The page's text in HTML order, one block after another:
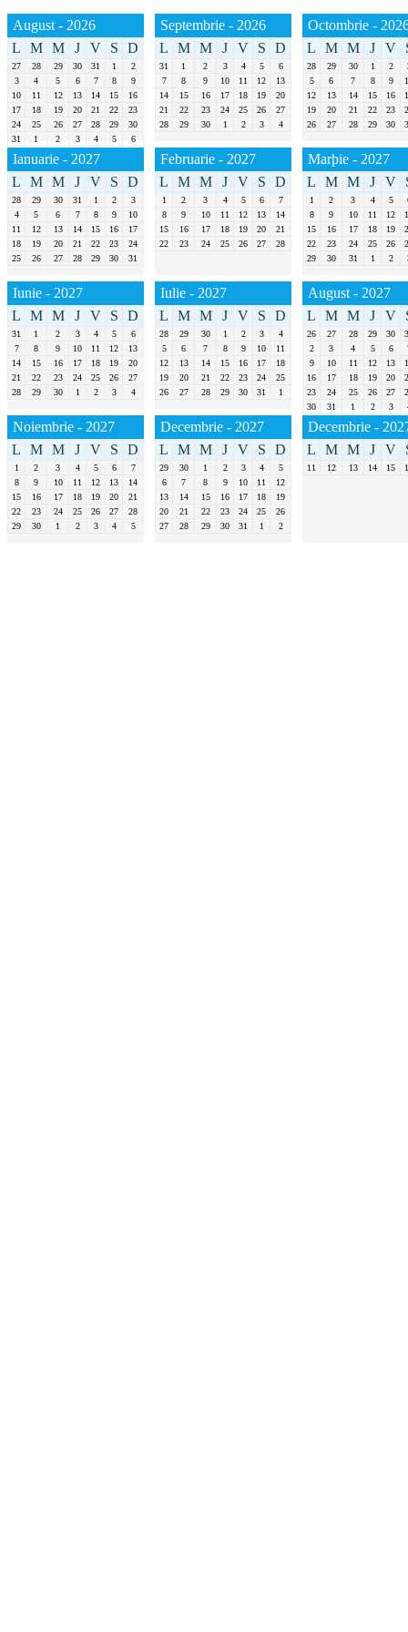
August - 2026
L
M M J V S D
27 28 29 30 31 1
2
3
4 5 6 7 8
9
10
11 12 13 14 15
16
17
18 19 20 21 22
23
24
25 26 27 28 29
30
31
1 2 3 4 5 6
Septembrie - 2026
L
M M J V S D
31 1 2 3 4 5
6
7
8 9 10 11 12
13
14
15 16 17 18 19
20
21
22 23 24 25 26
27
28
29 30 1 2 3 4
Octombrie -
L
M M J V
28 29 30 1 2
5
6 7 8 9
12
13 14 15 16
19
20 21 22 23
26
27 28 29 30
Ianuarie - 2027
L
M M J V S D
28 29 30 31 1 2
3
4
5 6 7 8 9
10
11
12 13 14 15 16
17
18
19 20 21 22 23
24
25
26 27 28 29 30 31
Februarie - 2027
L
M M J V S D
1 2 3 4 5 6
7
8
9 10 11 12 13
14
15
16 17 18 19 20
21
22
23 24 25 26 27 28
Marþie - 2027
L
M M J V
1 2 3 4 5
8
9 10 11 12
15
16 17 18 19
22
23 24 25 26
29
30 31 1 2
Iunie - 2027
L
M M J V S D
31 1 2 3 4 5
6
7
8 9 10 11 12
13
14
15 16 17 18 19
20
21
22 23 24 25 26
27
28
29 30 1 2 3 4
Iulie - 2027
L
M M J V S D
28 29 30 1 2 3
4
5
6 7 8 9 10
11
12
13 14 15 16 17
18
19
20 21 22 23 24
25
26
27 28 29 30 31 1
August - 2027
L
M M J V
26 27 28 29 30
2
3 4 5 6
9
10 11 12 13
16
17 18 19 20
23
24 25 26 27
30
31 1 2 3
Noiembrie - 2027
L
M M J V S D
1 2 3 4 5 6
7
8
9 10 11 12 13
14
15
16 17 18 19 20
21
22
23 24 25 26 27
28
29
30 1 2 3 4 5
Decembrie - 2027
L
M M J V S D
29 30 1 2 3 4
5
6
7 8 9 10 11
12
13
14 15 16 17 18
19
20
21 22 23 24 25
26
27
28 29 30 31 1 2
Decembrie -
L
M M J V
11 12 13 14 15